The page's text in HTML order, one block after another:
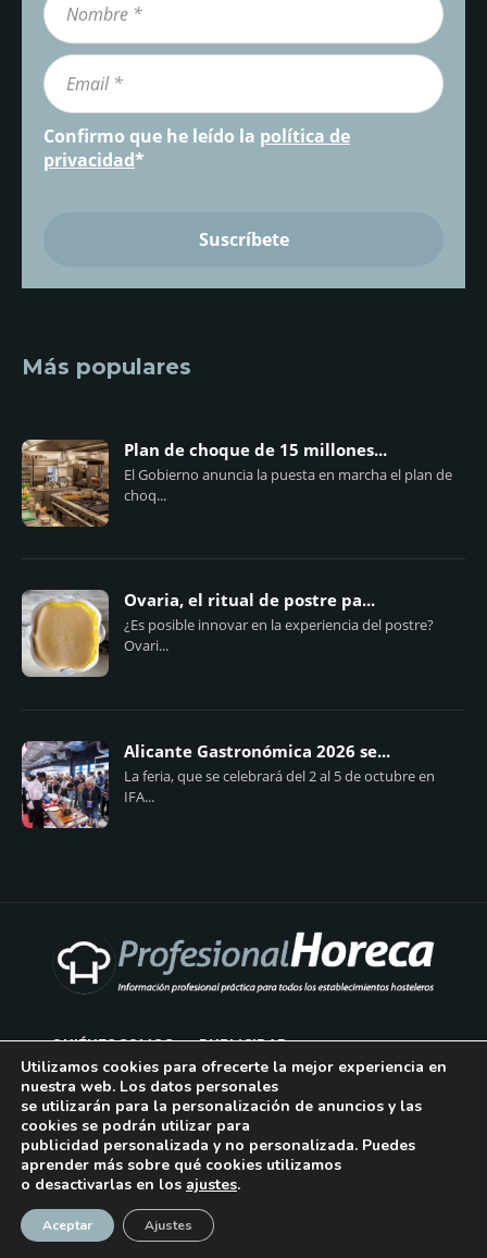
Confirmo que he leído la política de
privacidad*
Más populares
Plan de choque de 15 millones...
El Gobierno anuncia la puesta en marcha el plan de
choq...
Ovaria, el ritual de postre pa...
¿Es posible innovar en la experiencia del postre?
Ovari...
Alicante Gastronómica 2026 se...
La feria, que se celebrará del 2 al 5 de octubre en
IFA...
QUIÉNES SOMOS PUBLICIDAD
AVISO LEGAL
POLÍTICA DE COOKIES
POLÍTICA DE PRIVACIDAD
CONTACTO
¡Suscríbase!
Utilizamos cookies para ofrecerte la mejor experiencia en
nuestra web. Los datos personales
se utilizarán para la personalización de anuncios y las
cookies se podrán utilizar para
publicidad personalizada y no personalizada. Puedes
aprender más sobre qué cookies utilizamos
o desactivarlas en los ajustes.
Aceptar Ajustes